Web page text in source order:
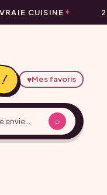
CUISINE
! ♥Mes favoris
⌕